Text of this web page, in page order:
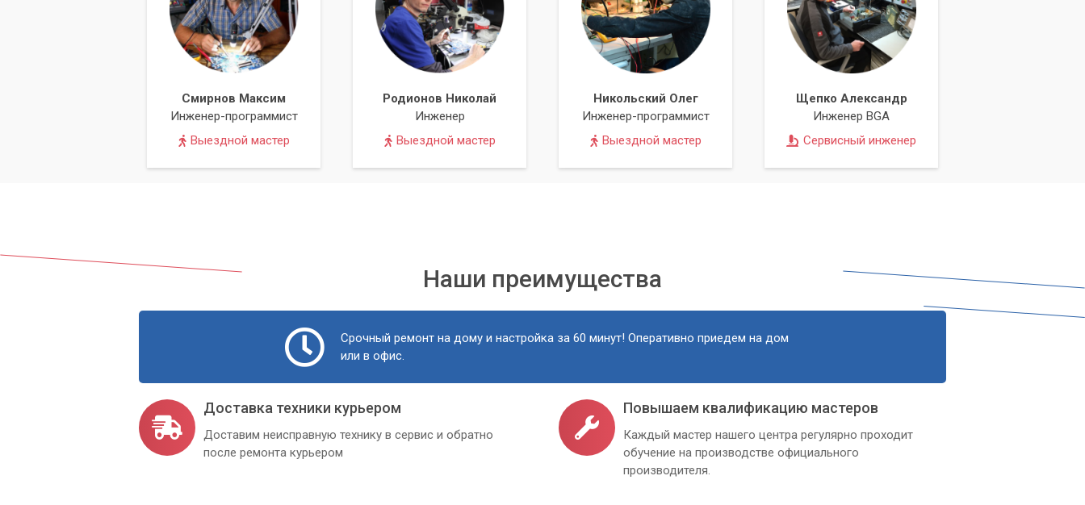
Неполадка/отсутствие видеокарты
8 коротких/1
длинный, 4
коротких
1 длинный, 3 коротких /1 длинный,
3,3,4/звук
сирены
Проблемы центрального
процессора
отсутствует
повторяющееся чередование
непрерывный
сигнал
Выше приведены только основные сигналы. Также сейчас распространены компьютеры под
Смирнов Максим
Инженер-программист
Выездной мастер
Родионов Николай
Инженер
Выездной мастер
Никольский Олег
Инженер-программист
Выездной мастер
Щепко Александр
Инженер BGA
Сервисный инженер
Наши преимущества
Срочный ремонт на дому и настройка за 60 минут! Оперативно приедем на дом
или в офис.
Доставка техники курьером
Доставим неисправную технику в сервис и обратно
после ремонта курьером
Повышаем квалификацию мастеров
Каждый мастер нашего центра регулярно проходит
обучение на производстве официального
производителя.